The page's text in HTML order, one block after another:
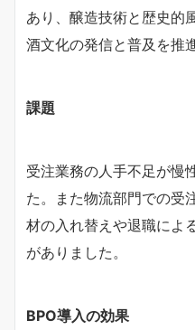
あり、醸造技術と歴史的
酒文化の発信と普及を推
課題
受注業務の人手不足が慢
た。また物流部門での受
材の入れ替えや退職によ
がありました。
BPO導入の効果